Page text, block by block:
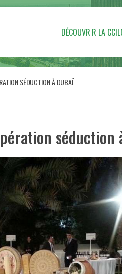
DÉCOUVRIR LA
SÉDUCTION À DUBAÏ
séduction